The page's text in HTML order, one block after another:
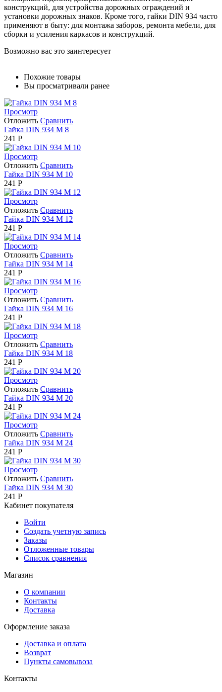
конструкций, для устройства дорожных ограждений и
установки дорожных знаков. Кроме того, гайки DIN 934 часто
применяют в быту: для монтажа заборов, ремонта мебели, для
сборки и усиления каркасов и конструкций.
Возможно вас это заинтересует
Похожие товары
Вы просматривали ранее
Просмотр
Отложить Сравнить
Гайка DIN 934 М 8
241 Р
Просмотр
Отложить Сравнить
Гайка DIN 934 М 10
241 Р
Просмотр
Отложить Сравнить
Гайка DIN 934 М 12
241 Р
Просмотр
Отложить Сравнить
Гайка DIN 934 М 14
241 Р
Просмотр
Отложить Сравнить
Гайка DIN 934 М 16
241 Р
Просмотр
Отложить Сравнить
Гайка DIN 934 М 18
241 Р
Просмотр
Отложить Сравнить
Гайка DIN 934 М 20
241 Р
Просмотр
Отложить Сравнить
Гайка DIN 934 М 24
241 Р
Просмотр
Отложить Сравнить
Гайка DIN 934 М 30
241 Р
Кабинет покупателя
Войти
Создать учетную запись
Заказы
Отложенные товары
Список сравнения
Магазин
О компании
Контакты
Доставка
Оформление заказа
Доставка и оплата
Возврат
Пункты самовывоза
Контакты